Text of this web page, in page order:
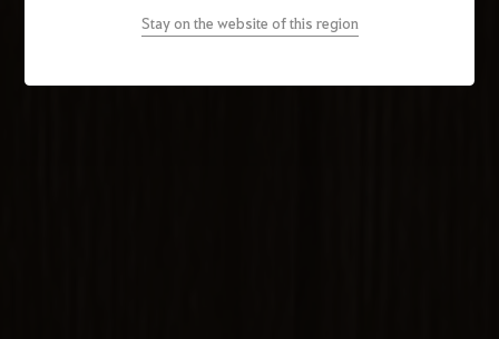
Stay on the website of this region